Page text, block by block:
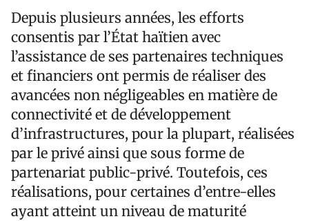
Depuis plusieurs années, les efforts
consentis par l’État haïtien avec
l’assistance de ses partenaires techniques
et financiers ont permis de réaliser des
avancées non négligeables en matière de
connectivité et de développement
d’infrastructures, pour la plupart, réalisées
par le privé ainsi que sous forme de
partenariat public-privé. Toutefois, ces
réalisations, pour certaines d’entre-elles
ayant atteint un niveau de maturité